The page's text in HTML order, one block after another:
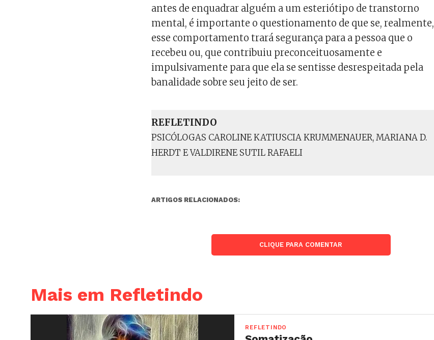
antes de enquadrar alguém a um esteriótipo de transtorno
mental, é importante o questionamento de que se, realmente,
esse comportamento trará segurança para a pessoa que o
recebeu ou, que contribuiu preconceituosamente e
impulsivamente para que ela se sentisse desrespeitada pela
banalidade sobre seu jeito de ser.
REFLETINDO
PSICÓLOGAS CAROLINE KATIUSCIA KRUMMENAUER, MARIANA D.
HERDT E VALDIRENE SUTIL RAFAELI
ARTIGOS RELACIONADOS:
CLIQUE PARA COMENTAR
Mais em Refletindo
REFLETINDO